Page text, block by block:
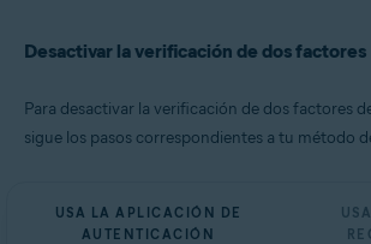
Desactivar la verificación de dos factores
Para desactivar la verificación de dos factores
sigue los pasos correspondientes a tu método
USA LA APLICACIÓN DE
AUTENTICACIÓN